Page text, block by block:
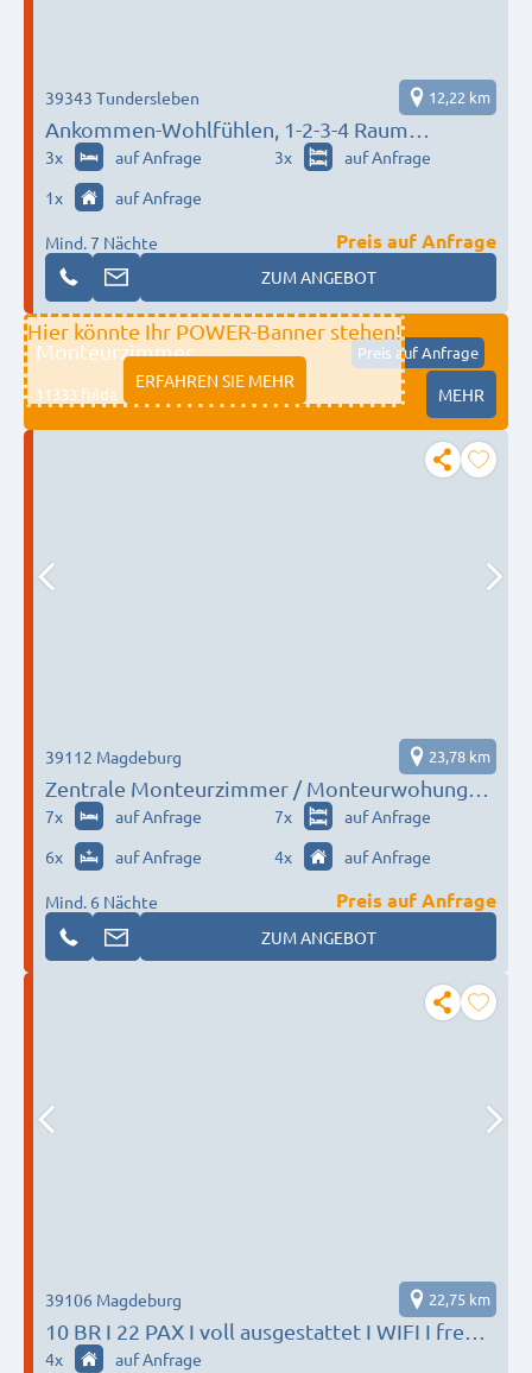
Ankommen-Wohlfühlen, 1-2-3-4 Raum
Wohnungen TOP Ausstattung, Parkplätze für
bis zu 100 Personen
39343 Tundersleben 12,22 km
3x auf Anfrage 3x
auf Anfrage
1x auf Anfrage
Mind. 7 Nächte
Preis auf Anfrage
ZUM ANGEBOT
Hier könnte Ihr POWER-Banner stehen!
ERFAHREN SIE MEHR
Monteurzimmer Preis auf Anfrage
11333 fulda MEHR
Zentrale Monteurzimmer / Monteurwohungen
in Magdeburg – Doppelzimmer ab 13,50€
/Nacht, WLAN
39112 Magdeburg 23,78 km
7x auf Anfrage 7x
auf Anfrage
6x auf Anfrage 4x auf Anfrage
Mind. 6 Nächte
Preis auf Anfrage
ZUM ANGEBOT
10 BR I 22 PAX I voll ausgestattet I WIFI I free
Parking
39106 Magdeburg 22,75 km
4x auf Anfrage